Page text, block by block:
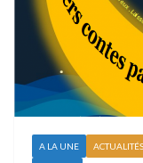
A LA UNE ACTUALITÉS